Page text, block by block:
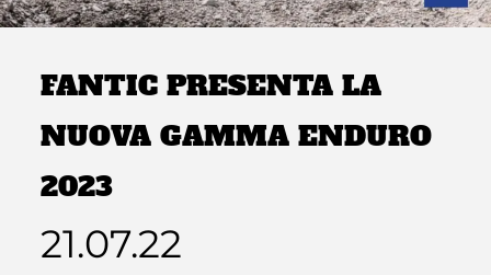
FANTIC PRESENTA LA
NUOVA GAMMA ENDURO
2023
21.07.22